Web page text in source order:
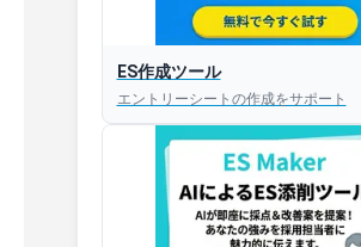
ES作成ツール
エントリーシートの作成をサポート